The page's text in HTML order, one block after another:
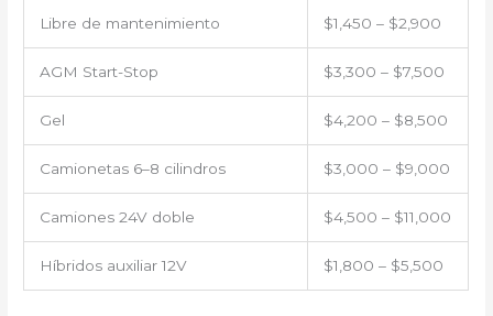
Libre de mantenimiento $1,450 – $2,900
AGM Start-Stop $3,300 – $7,500
Gel $4,200 – $8,500
Camionetas 6–8 cilindros $3,000 – $9,000
Camiones 24V doble $4,500 – $11,000
Híbridos auxiliar 12V $1,800 – $5,500